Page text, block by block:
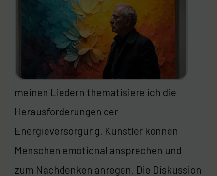
meinen Liedern thematisiere ich die
Herausforderungen der
Energieversorgung. Künstler können
Menschen emotional ansprechen und
zum Nachdenken anregen. Die Diskussion